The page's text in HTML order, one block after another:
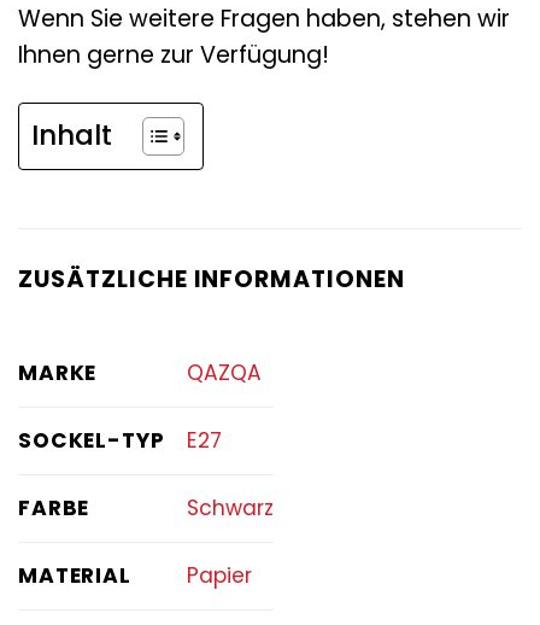
Wenn Sie weitere Fragen haben, stehen wir
Ihnen gerne zur Verfügung!
Inhalt
ZUSÄTZLICHE INFORMATIONEN
MARKE QAZQA
SOCKEL-TYP E27
FARBE Schwarz
MATERIAL Papier